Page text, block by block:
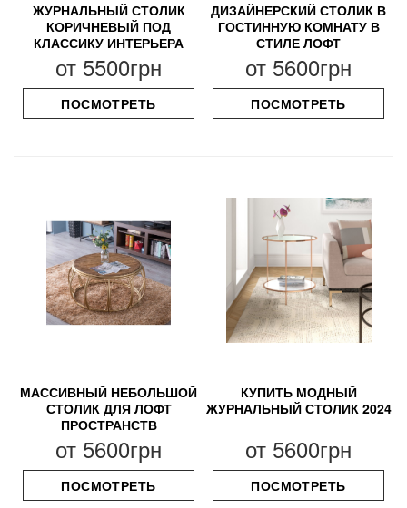
ЖУРНАЛЬНЫЙ СТОЛИК
КОРИЧНЕВЫЙ ПОД
КЛАССИКУ ИНТЕРЬЕРА
от 5500грн
ПОСМОТРЕТЬ
ДИЗАЙНЕРСКИЙ СТОЛИК В
ГОСТИННУЮ КОМНАТУ В
СТИЛЕ ЛОФТ
от 5600грн
ПОСМОТРЕТЬ
МАССИВНЫЙ НЕБОЛЬШОЙ
СТОЛИК ДЛЯ ЛОФТ
ПРОСТРАНСТВ
от 5600грн
ПОСМОТРЕТЬ
КУПИТЬ МОДНЫЙ
ЖУРНАЛЬНЫЙ СТОЛИК 2024
от 5600грн
ПОСМОТРЕТЬ